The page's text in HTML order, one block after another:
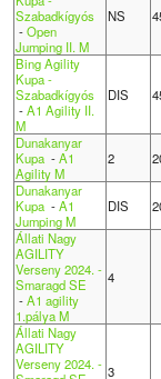
Szabadkígyós
-Open
Jumping II. M
NS
Bing Agility
Kupa -
Szabadkígyós
-A1 Agility II.
M
DIS
Dunakanyar
Kupa-A1
Agility M
2
Dunakanyar
Kupa-A1
Jumping M
DIS
Állati Nagy
AGILITY
Verseny 2024. -
Smaragd SE
-A1 agility
1.pálya M
4
Állati Nagy
AGILITY
Verseny 2024. - 3